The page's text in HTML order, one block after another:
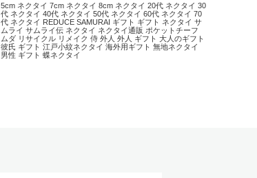
5cm ネクタイ 7cm ネクタイ 8cm ネクタイ 20代 ネクタイ 30
代 ネクタイ 40代 ネクタイ 50代 ネクタイ 60代 ネクタイ 70
代 ネクタイ REDUCE SAMURAI ギフト ギフト ネクタイ サ
ムライ サムライ伝 ネクタイ ネクタイ通販 ポケットチーフ
ムダ リサイクル リメイク 侍 外人 外人 ギフト 大人のギフト
彼氏 ギフト 江戸小紋ネクタイ 海外用ギフト 無地ネクタイ
男性 ギフト 蝶ネクタイ